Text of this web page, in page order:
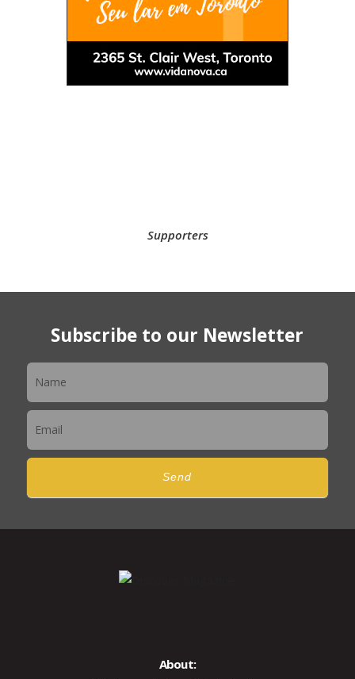
Supporters
Subscribe to our Newsletter
Send
About: